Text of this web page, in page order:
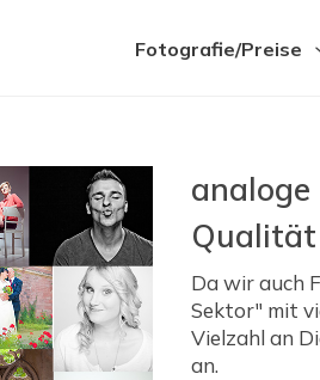
Fotografie/Preise
Qualität
Da wir auch
Sektor" mit
Vielzahl an
an.